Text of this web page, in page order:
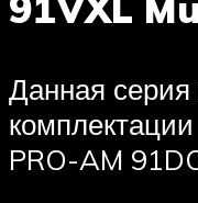
Данная серия
PRO-AM